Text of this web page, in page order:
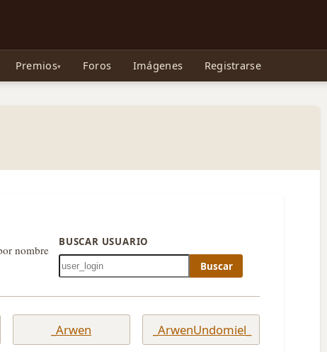
Premios Foros Imágenes Registrarse
nombre
BUSCAR USUARIO
Buscar
_Arwen _ArwenUndomiel_